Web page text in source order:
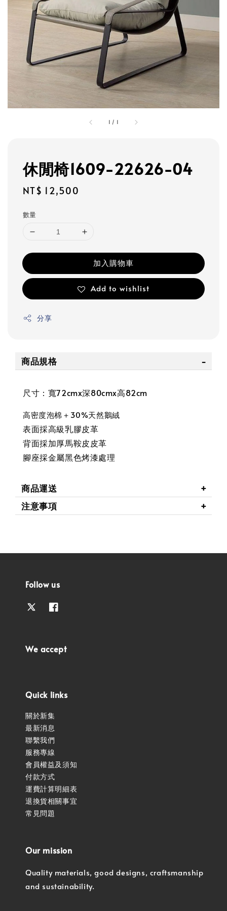
1 / 1
休閒椅1609-22626-04
Regular
NT$ 12,500
數量
加入購物車
Add to wishlist
分享
商品規格
尺寸：寬72cmx深80cmx高82cm
高密度泡棉＋30%天然鵝絨
表面採高級乳膠皮革
背面採加厚馬鞍皮皮革
腳座採金屬黑色烤漆處理
商品運送
注意事項
Follow us
We accept
Quick links
關於新集
最新消息
聯繫我們
服務專線
會員權益及須知
付款方式
運費計算明細表
退換貨相關事宜
常見問題
Our mission
Quality materials, good designs, craftsmanship
and sustainability.